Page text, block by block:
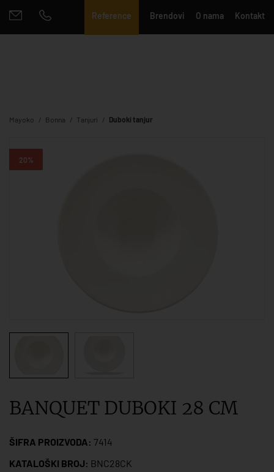
Reference Brendovi O nama Kontakt
Mayoko Bonna Tanjuri Duboki tanjur
20%
BANQUET DUBOKI 28 CM
ŠIFRA PROIZVODA: 7414
KATALOŠKI BROJ: BNC28CK